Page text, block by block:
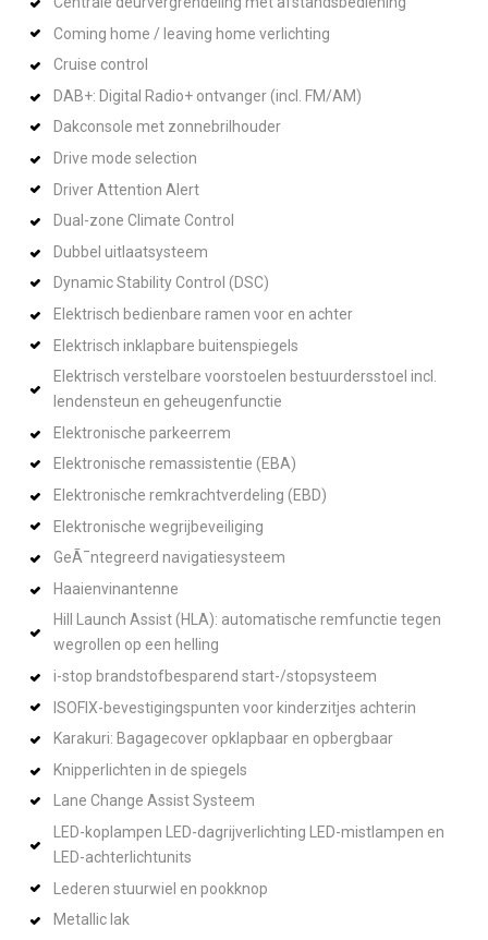
Coming home / leaving home verlichting
Cruise control
DAB+: Digital Radio+ ontvanger (incl. FM/AM)
Dakconsole met zonnebrilhouder
Drive mode selection
Driver Attention Alert
Dual-zone Climate Control
Dubbel uitlaatsysteem
Dynamic Stability Control (DSC)
Elektrisch bedienbare ramen voor en achter
Elektrisch inklapbare buitenspiegels
Elektrisch verstelbare voorstoelen bestuurdersstoel incl.
lendensteun en geheugenfunctie
Elektronische parkeerrem
Elektronische remassistentie (EBA)
Elektronische remkrachtverdeling (EBD)
Elektronische wegrijbeveiliging
GeÃ¯ntegreerd navigatiesysteem
Haaienvinantenne
Hill Launch Assist (HLA): automatische remfunctie tegen
wegrollen op een helling
i-stop brandstofbesparend start-/stopsysteem
ISOFIX-bevestigingspunten voor kinderzitjes achterin
Karakuri: Bagagecover opklapbaar en opbergbaar
Knipperlichten in de spiegels
Lane Change Assist Systeem
LED-koplampen LED-dagrijverlichting LED-mistlampen en
LED-achterlichtunits
Lederen stuurwiel en pookknop
Metallic lak